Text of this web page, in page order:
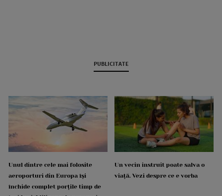
PUBLICITATE
Unul dintre cele mai folosite
aeroporturi din Europa își
închide complet porțile timp de
Un vecin instruit poate salva o
viață. Vezi despre ce e vorba